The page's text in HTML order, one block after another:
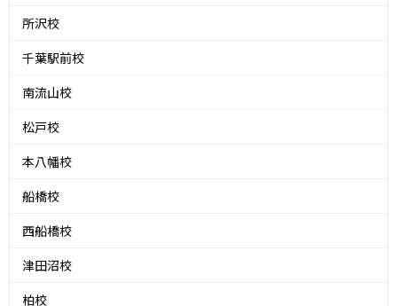
所沢校
千葉駅前校
南流山校
松戸校
本八幡校
船橋校
西船橋校
津田沼校
柏校